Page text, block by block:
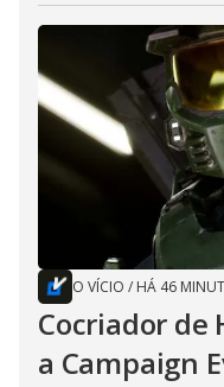
O VÍCIO / HÁ 46
Cocriador de
a Campaign